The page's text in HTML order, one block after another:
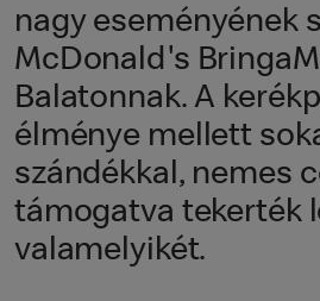
nagy eseményének
McDonald's
Balatonnak. A
élménye mellett
szándékkal, nemes
támogatva tekerték
valamelyikét.